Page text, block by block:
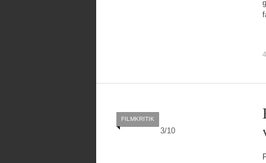
3/10
FILMKRITIK